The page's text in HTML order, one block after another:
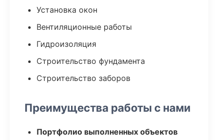
Установка окон
Вентиляционные работы
Гидроизоляция
Строительство фундамента
Строительство заборов
Преимущества работы с нами
Портфолио выполненных объектов